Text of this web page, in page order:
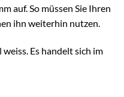
auf. So müssen Sie Ihren
ihn weiterhin nutzen.
Es handelt sich im